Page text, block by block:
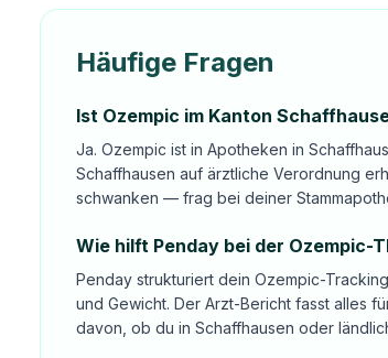
Häufige Fragen
Ist Ozempic im Kanton
Ja. Ozempic ist in Apotheken in
Schaffhausen auf ärztliche Verordnung
schwanken — frag bei deiner
Wie hilft Penday bei der Ozempic-
Penday strukturiert dein Ozempic-
und Gewicht. Der Arzt-Bericht fasst alles
davon, ob du in Schaffhausen oder